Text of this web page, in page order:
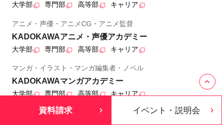
大学部 専門部 高等部 キャリア
アニメ・声優・アニメCG・アニメ監督
KADOKAWAアニメ・声優アカデミー
大学部 専門部 高等部 キャリア
マンガ・イラスト・マンガ編集者・ノベル
KADOKAWAマンガアカデミー
大学部 専門部 高等部 キャリア
ヘアメイク・ネイル・エステ・ウエディング
資料請求 イベント・説明会